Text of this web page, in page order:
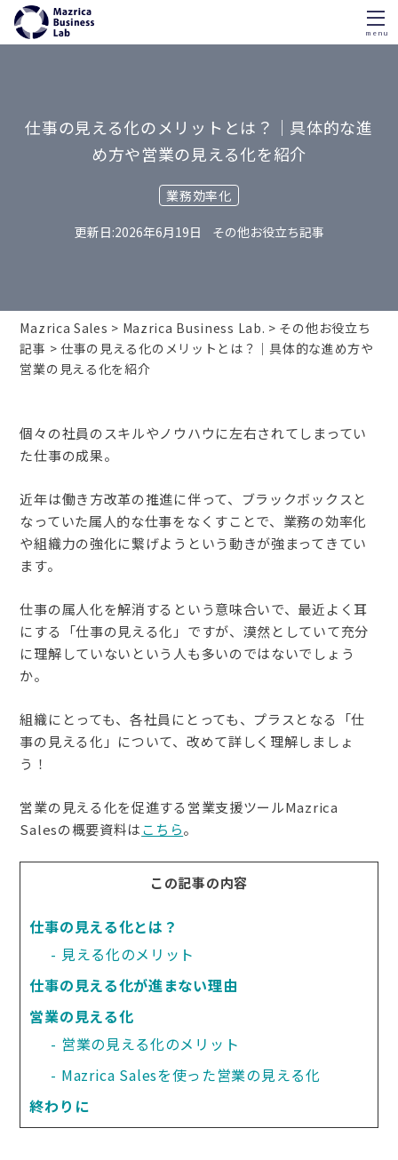
menu
仕事の見える化のメリットとは？｜具体的な進
め方や営業の見える化を紹介
業務効率化
2026年6月19日 その他お役立ち記事
Mazrica Sales Mazrica Business Lab.
その他お役立ち
記事
仕事の見える化のメリットとは？｜具体的な進め方や
営業の見える化を紹介
個々の社員のスキルやノウハウに左右されてしまってい
た仕事の成果。
近年は働き方改革の推進に伴って、ブラックボックスと
なっていた属人的な仕事をなくすことで、業務の効率化
や組織力の強化に繋げようという動きが強まってきてい
ます。
仕事の属人化を解消するという意味合いで、最近よく耳
にする「仕事の見える化」ですが、漠然としていて充分
に理解していないという人も多いのではないでしょう
か。
組織にとっても、各社員にとっても、プラスとなる「仕
事の見える化」について、改めて詳しく理解しましょ
う！
営業の見える化を促進する営業支援ツールMazrica
Salesの概要資料はこちら。
この記事の内容
仕事の見える化とは？
見える化のメリット
仕事の見える化が進まない理由
営業の見える化
営業の見える化のメリット
Mazrica Salesを使った営業の見える化
終わりに